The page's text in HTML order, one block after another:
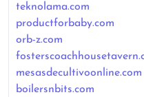
teknolama.com
productforbaby.com
orb-z.com
mesasdecultivoonline.com
boilersnbits.com